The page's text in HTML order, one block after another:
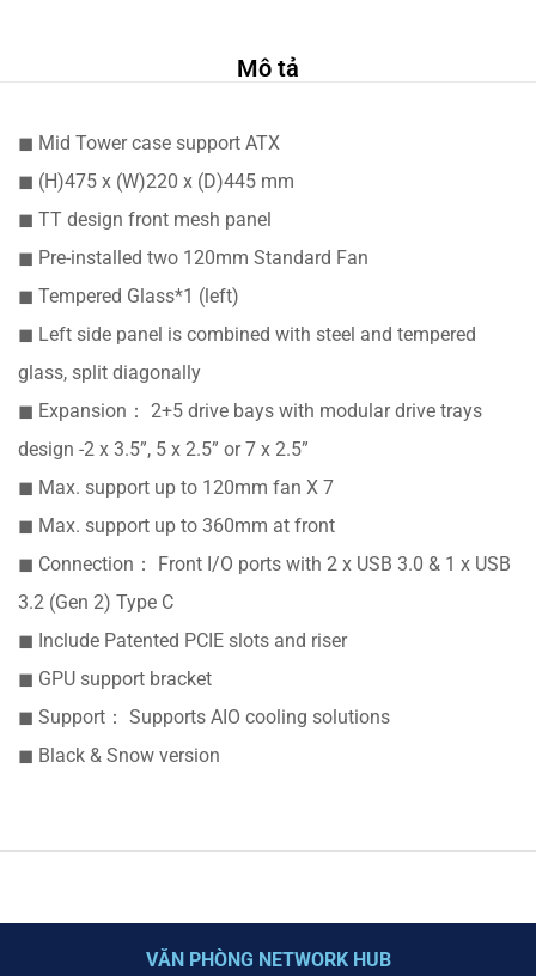
Mô tả
◼ Mid Tower case support ATX
◼ (H)475 x (W)220 x (D)445 mm
◼ TT design front mesh panel
◼ Pre-installed two 120mm Standard Fan
◼ Tempered Glass*1 (left)
◼ Left side panel is combined with steel and tempered
glass, split diagonally
◼ Expansion： 2+5 drive bays with modular drive trays
design -2 x 3.5”, 5 x 2.5” or 7 x 2.5”
◼ Max. support up to 120mm fan X 7
◼ Max. support up to 360mm at front
◼ Connection： Front I/O ports with 2 x USB 3.0 & 1 x USB
3.2 (Gen 2) Type C
◼ Include Patented PCIE slots and riser
◼ GPU support bracket
◼ Support： Supports AIO cooling solutions
◼ Black & Snow version
VĂN PHÒNG NETWORK HUB